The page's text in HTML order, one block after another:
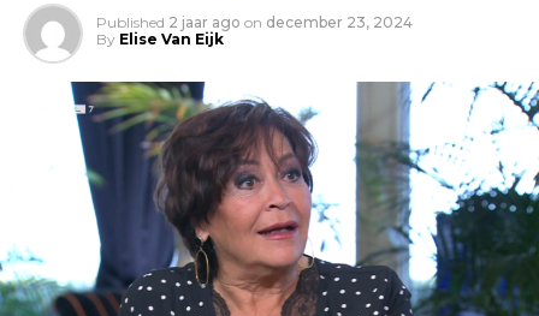
Published 2 jaar ago on december 23, 2024
By Elise Van Eijk